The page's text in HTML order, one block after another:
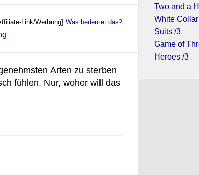
Link/Werbung] Was bedeutet das?
Arten zu sterben
fühlen. Nur, woher will das
Two and a
White
Suits /3
Game of
Heroes /3